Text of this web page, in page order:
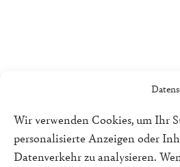
Wir verwenden Cookies, um Ihr
personalisierte Anzeigen oder
Datenverkehr zu analysieren.